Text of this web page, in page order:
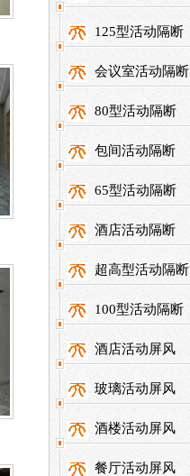
125型活动隔断
会议室活动隔断
80型活动隔断
包间活动隔断
65型活动隔断
酒店活动隔断
超高型活动隔断
100型活动隔断
酒店活动屏风
玻璃活动屏风
酒楼活动屏风
餐厅活动屏风